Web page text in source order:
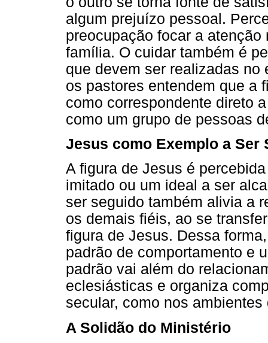
algum prejuízo pessoal.
preocupação focar a
família. O cuidar também é
que devem ser realizadas
os pastores entendem que a
como correspondente direto
como um grupo de pessoas
Jesus como Exemplo a Ser
A figura de Jesus é
imitado ou um ideal a ser
ser seguido também alivia a
os demais fiéis, ao se
figura de Jesus. Dessa
padrão de comportamento e
padrão vai além do
eclesiásticas e organiza
secular, como nos
A Solidão do Ministério